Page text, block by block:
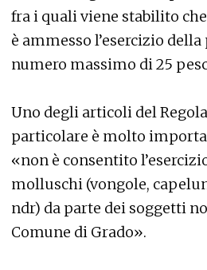
fra i quali viene stabilito
è ammesso l’esercizio
numero massimo di 25
Uno degli articoli del
particolare è molto
«non è consentito
molluschi (vongole,
ndr) da parte dei soggetti
Comune di Grado».